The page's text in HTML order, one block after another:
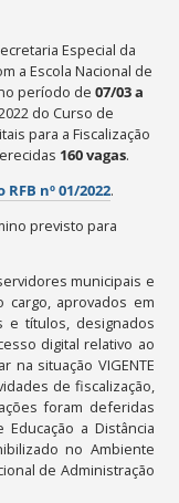
Especial da
a Escola Nacional de
período de07/03 a
do Curso de
para a Fiscalização
160vagas.
nº 01/2022.
previsto para
municipais e
aprovados em
e títulos, designados
digital relativo ao
na situação VIGENTE
de fiscalização,
foram deferidas
a Distância
no Ambiente
de Administração